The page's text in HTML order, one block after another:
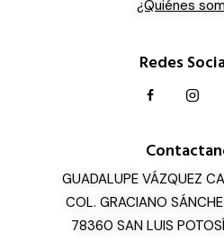
¿Quiénes
Redes
GUADALUPE VÁZQUEZ
COL. GRACIANO
78360 SAN LUIS